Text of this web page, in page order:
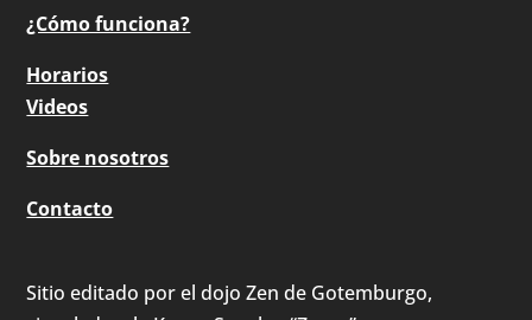
¿Cómo funciona?
Horarios
Videos
Sobre nosotros
Contacto
Sitio editado por el dojo Zen de Gotemburgo,